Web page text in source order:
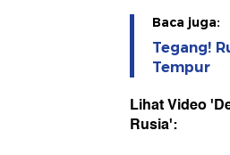
Baca juga:
Tegang!
Tempur
Lihat Video
Rusia':